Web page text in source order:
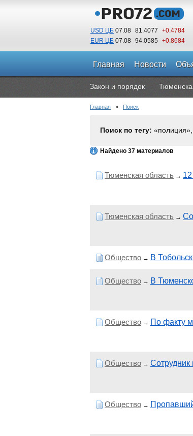
USD ЦБ 07.08 81.4077
+0.4784
EUR ЦБ 07.08 94.0585 +0.8684
Главная Новости
Закон и порядок
Главная » Поиск
Поиск по тегу: «полиция»,
Найдено 37 материалов
Тюменская область →
Тюменская область →
Общество → В
Общество → В
Общество → По факту
Общество →
Общество →